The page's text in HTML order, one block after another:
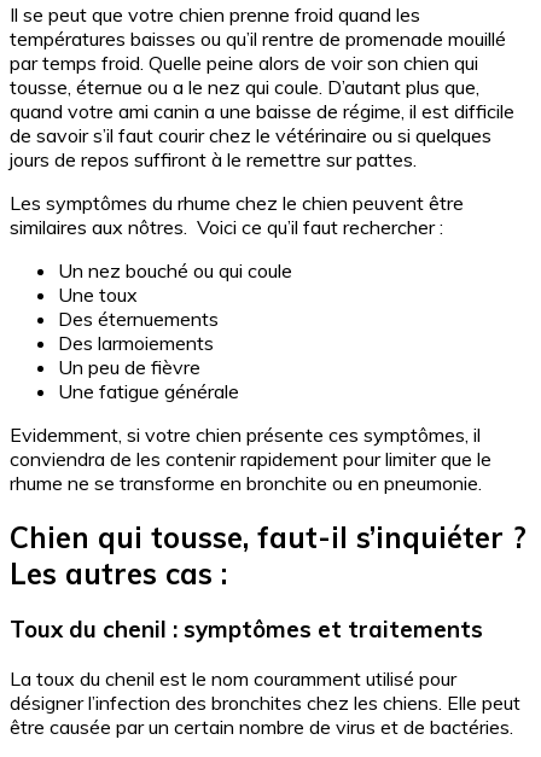
Il se peut que votre chien prenne froid quand les
températures baisses ou qu’il rentre de promenade mouillé
par temps froid. Quelle peine alors de voir son chien qui
tousse, éternue ou a le nez qui coule. D’autant plus que,
quand votre ami canin a une baisse de régime, il est difficile
de savoir s’il faut courir chez le vétérinaire ou si quelques
jours de repos suffiront à le remettre sur pattes.
Les symptômes du rhume chez le chien peuvent être
similaires aux nôtres. Voici ce qu’il faut rechercher :
Un nez bouché ou qui coule
Une toux
Des éternuements
Des larmoiements
Un peu de fièvre
Une fatigue générale
Evidemment, si votre chien présente ces symptômes, il
conviendra de les contenir rapidement pour limiter que le
rhume ne se transforme en bronchite ou en pneumonie.
Chien qui tousse, faut-il s’inquiéter ?
Les autres cas :
Toux du chenil : symptômes et traitements
La toux du chenil est le nom couramment utilisé pour
désigner l’infection des bronchites chez les chiens. Elle peut
être causée par un certain nombre de virus et de bactéries.